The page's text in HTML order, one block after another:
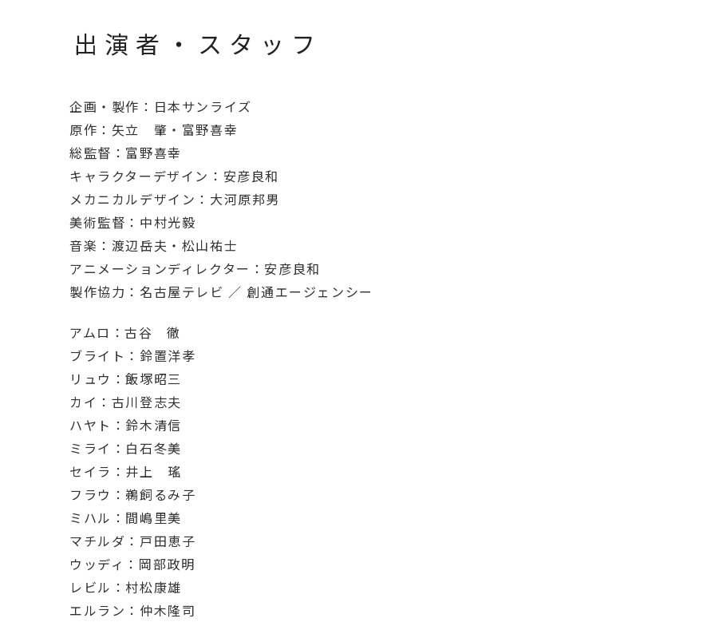
出演者・スタッフ
企画・製作：日本サンライズ
原作：矢立 肇・富野喜幸
総監督：富野喜幸
キャラクターデザイン：安彦良和
メカニカルデザイン：大河原邦男
美術監督：中村光毅
音楽：渡辺岳夫・松山祐士
アニメーションディレクター：安彦良和
製作協力：名古屋テレビ ／ 創通エージェンシー
アムロ：古谷 徹
ブライト：鈴置洋孝
リュウ：飯塚昭三
カイ：古川登志夫
ハヤト：鈴木清信
ミライ：白石冬美
セイラ：井上 瑤
フラウ：鵜飼るみ子
ミハル：間嶋里美
マチルダ：戸田恵子
ウッディ：岡部政明
レビル：村松康雄
エルラン：仲木隆司